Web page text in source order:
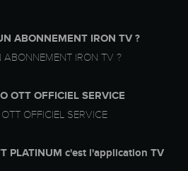
ABONNEMENT IRON TV ?
ABONNEMENT IRON TV ?
OTT OFFICIEL SERVICE
OFFICIEL SERVICE
PLATINUM c'est l'application TV